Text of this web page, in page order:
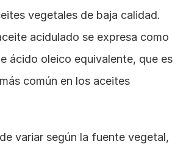
vegetales de baja calidad.
acidulado se expresa como
ácido oleico equivalente, que es
común en los aceites
variar según la fuente vegetal,